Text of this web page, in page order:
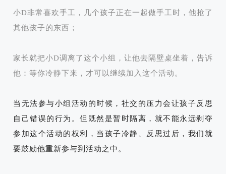
小D非常喜欢手工， 几个孩子正在一起做手工时， 他抢了
其他孩子的东西；
家长就把小D调离了这个小组，让他去隔壁桌坐着，告诉
他：等你冷静下来，才可以继续加入这个活动。
当无法参与小组活动的时候，社交的压力会让孩子反思
自己错误的行为。但既然是暂时隔离，就不能永远剥夺
参加这个活动的权利，当孩子冷静、反思过后，我们就
要鼓励他重新参与到活动之中。